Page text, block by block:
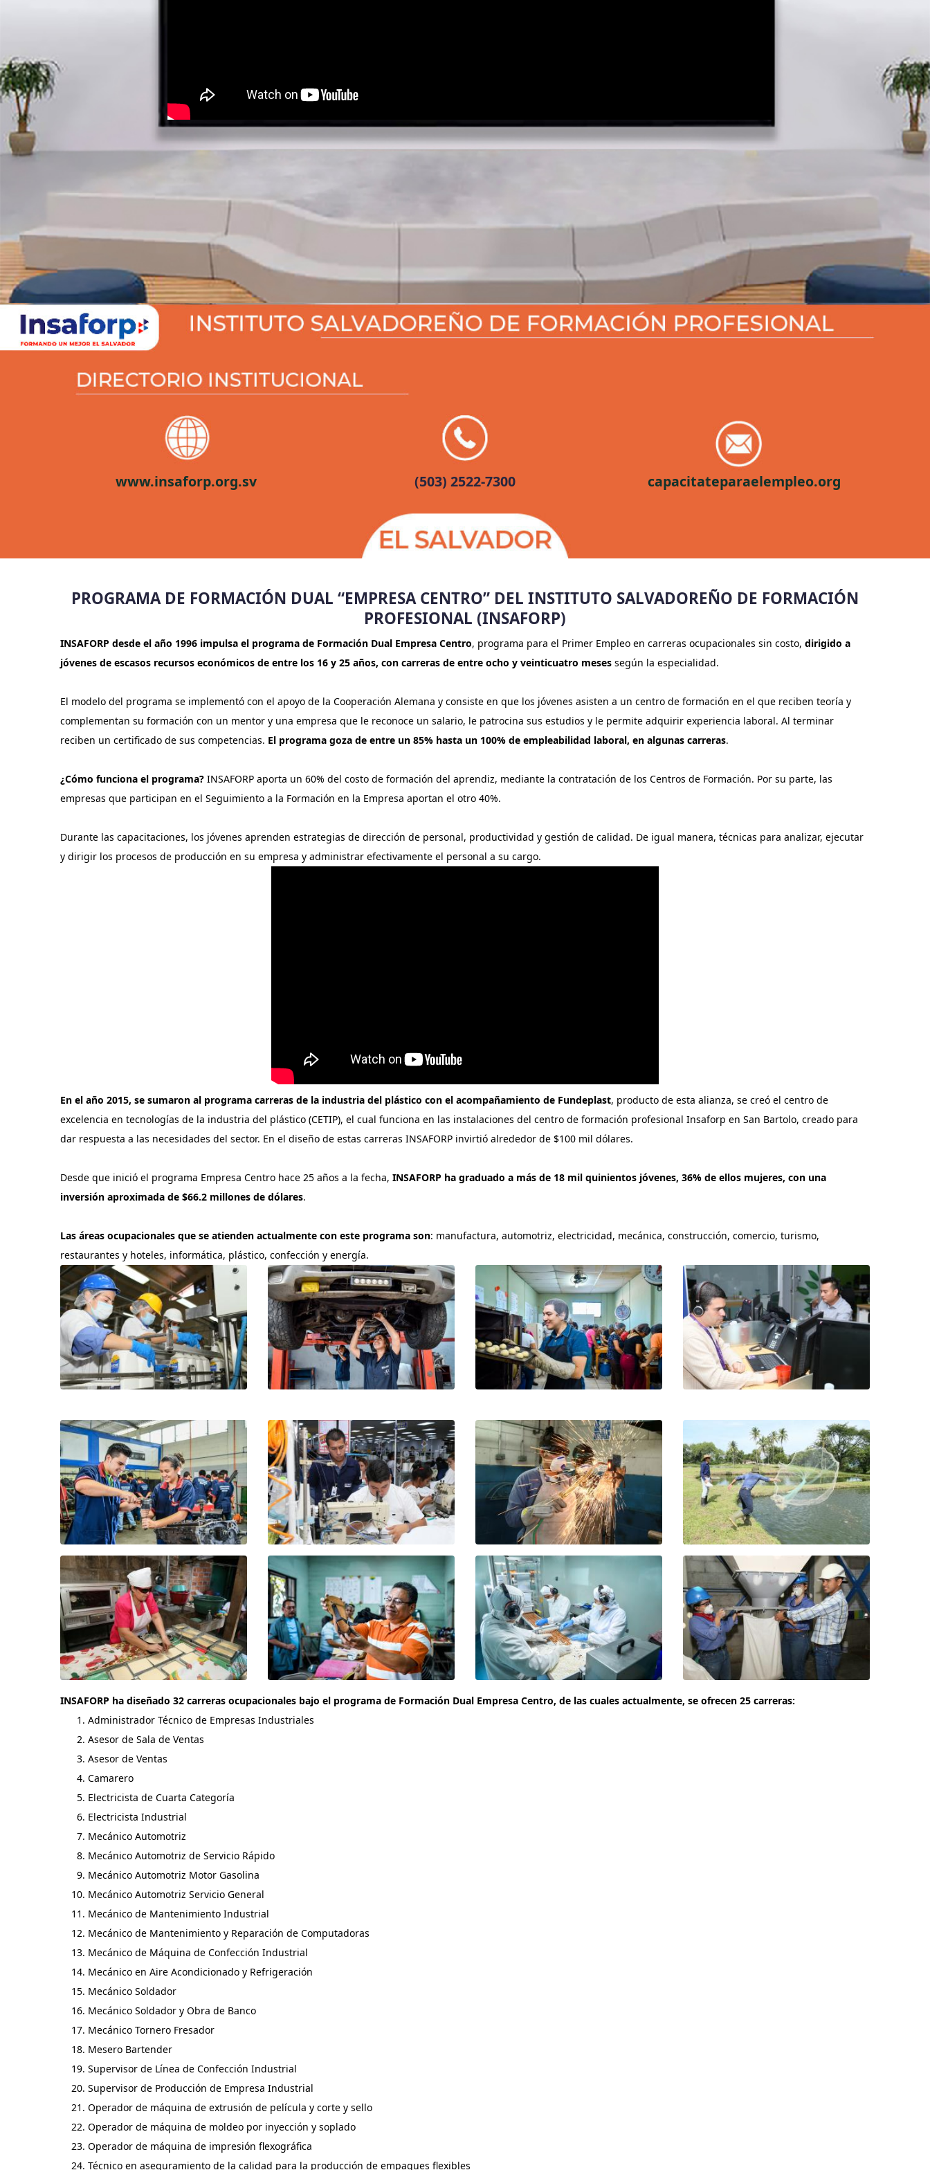
www.insaforp.org.sv (503) 2522-7300 capacitateparaelempleo.org
PROGRAMA DE FORMACIÓN DUAL “EMPRESA CENTRO” DEL INSTITUTO SALVADOREÑO DE FORMACIÓN
PROFESIONAL (INSAFORP)
INSAFORP desde el año 1996 impulsa el programa de Formación Dual Empresa Centro, programa para el Primer Empleo en carreras ocupacionales sin costo, dirigido a
jóvenes de escasos recursos económicos de entre los 16 y 25 años, con carreras de entre ocho y veinticuatro meses según la especialidad.
El modelo del programa se implementó con el apoyo de la Cooperación Alemana y consiste en que los jóvenes asisten a un centro de formación en el que reciben teoría y
complementan su formación con un mentor y una empresa que le reconoce un salario, le patrocina sus estudios y le permite adquirir experiencia laboral. Al terminar
reciben un certificado de sus competencias. El programa goza de entre un 85% hasta un 100% de empleabilidad laboral, en algunas carreras.
¿Cómo funciona el programa? INSAFORP aporta un 60% del costo de formación del aprendiz, mediante la contratación de los Centros de Formación. Por su parte, las
empresas que participan en el Seguimiento a la Formación en la Empresa aportan el otro 40%.
Durante las capacitaciones, los jóvenes aprenden estrategias de dirección de personal, productividad y gestión de calidad. De igual manera, técnicas para analizar, ejecutar
y dirigir los procesos de producción en su empresa y administrar efectivamente el personal a su cargo.
En el año 2015, se sumaron al programa carreras de la industria del plástico con el acompañamiento de Fundeplast, producto de esta alianza, se creó el centro de
excelencia en tecnologías de la industria del plástico (CETIP), el cual funciona en las instalaciones del centro de formación profesional Insaforp en San Bartolo, creado para
dar respuesta a las necesidades del sector. En el diseño de estas carreras INSAFORP invirtió alrededor de $100 mil dólares.
Desde que inició el programa Empresa Centro hace 25 años a la fecha, INSAFORP ha graduado a más de 18 mil quinientos jóvenes, 36% de ellos mujeres, con una
inversión aproximada de $66.2 millones de dólares.
Las áreas ocupacionales que se atienden actualmente con este programa son: manufactura, automotriz, electricidad, mecánica, construcción, comercio, turismo,
restaurantes y hoteles, informática, plástico, confección y energía.
INSAFORP ha diseñado 32 carreras ocupacionales bajo el programa de Formación Dual Empresa Centro, de las cuales actualmente, se ofrecen 25 carreras:
Administrador Técnico de Empresas Industriales
Asesor de Sala de Ventas
Asesor de Ventas
Camarero
Electricista de Cuarta Categoría
Electricista Industrial
Mecánico Automotriz
Mecánico Automotriz de Servicio Rápido
Mecánico Automotriz Motor Gasolina
Mecánico Automotriz Servicio General
Mecánico de Mantenimiento Industrial
Mecánico de Mantenimiento y Reparación de Computadoras
Mecánico de Máquina de Confección Industrial
Mecánico en Aire Acondicionado y Refrigeración
Mecánico Soldador
Mecánico Soldador y Obra de Banco
Mecánico Tornero Fresador
Mesero Bartender
Supervisor de Línea de Confección Industrial
Supervisor de Producción de Empresa Industrial
Operador de máquina de extrusión de película y corte y sello
Operador de máquina de moldeo por inyección y soplado
Operador de máquina de impresión flexográfica
Técnico en aseguramiento de la calidad para la producción de empaques flexibles